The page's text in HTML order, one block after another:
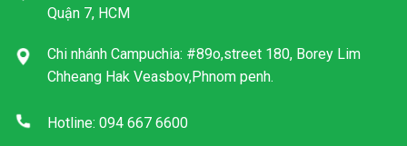
Quận 7, HCM
Chi nhánh Campuchia: #89o,street 180, Borey Lim
Chheang Hak Veasbov,Phnom penh.
Hotline: 094 667 6600